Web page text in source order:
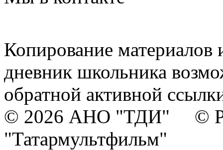
Копирование материалов
дневник школьника
обратной активной
© 2026 АНО "ТДИ" ©
"Татармультфильм"